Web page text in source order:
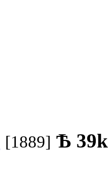
[1889] Ѣ 39k